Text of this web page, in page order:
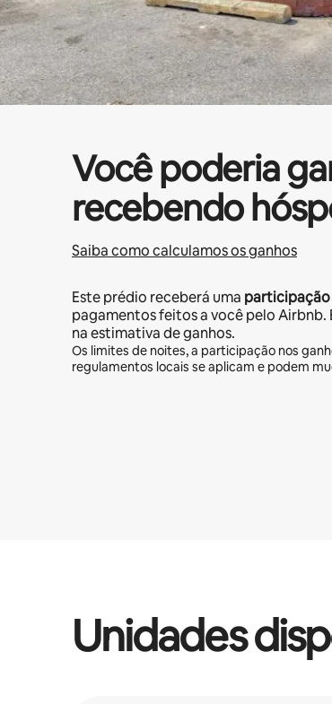
Você poderia
recebendo
Saiba como calculamos os ganhos
Este prédio receberá uma participação
pagamentos feitos a você pelo Airbnb.
na estimativa de ganhos.
Os limites de noites, a participação nos
regulamentos locais se aplicam e podem
Unidades